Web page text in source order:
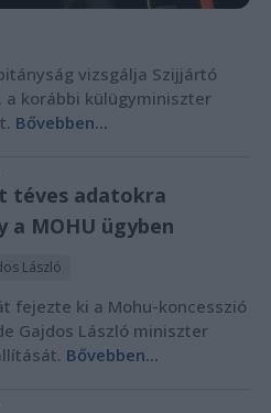
vizsgálja Szijjártó
korábbi külügyminiszter
Bővebben...
téves adatokra
MOHU ügyben
László
fejezte ki a Mohu-koncesszió
Gajdos László miniszter
Bővebben...